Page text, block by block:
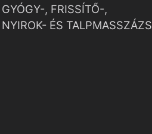
GYÓGY-, FRISSÍTŐ-,
NYIROK- ÉS TALPMASSZÁZS